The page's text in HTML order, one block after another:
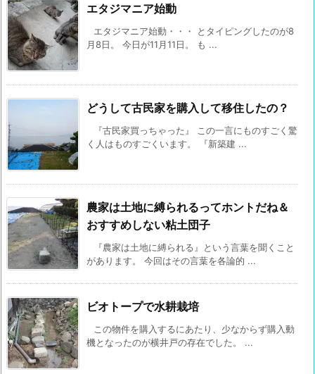
エタジマニア始動
エタジマニア始動・・・ とタイピングしたのが8
月8日。 今日が11月11日。 も ...
どうして古民家を購入して移住したの？
『古民家買っちゃった』 この一言にものすごく驚
く人はものすごくいます。 『新築建 ...
農家は土地に縛られるってホントだね＆
おすすめしない粘土団子
『農家は土地に縛られる』という言葉を聞くこと
があります。 今回はその言葉を各論的 ...
ビオトープで水耕栽培
この物件を購入するにあたり、少なからず購入動
機となったのが横井戸の存在でした。 ...